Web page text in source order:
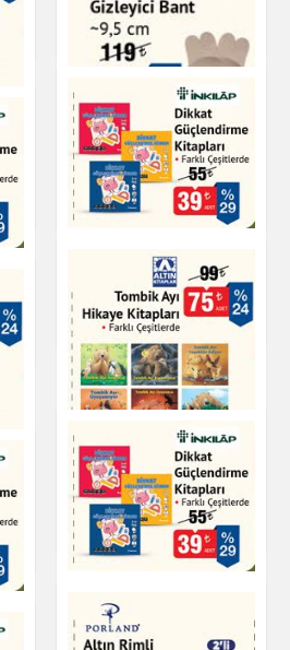
Kitap & Dergi
Gözleme
Hazır Yemekler
İnkılap Dikkat
Güçlendirme Kitapları
Kitap & Dergi
Tombik Ayı Hikaye
Kitapları
Kitap & Dergi
Dikkat Güçlendirme
Kitapları